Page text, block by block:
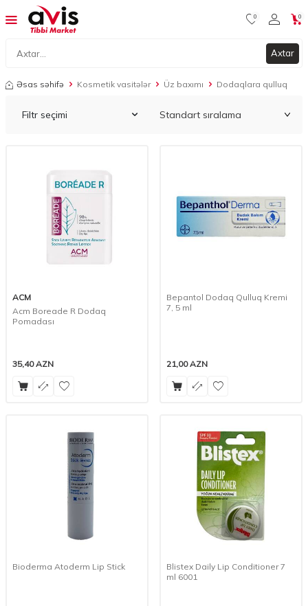
Axtar
0 0
Əsas səhifə Kosmetik vasitələr Üz baxımı Dodaqlara qulluq
Filtr seçimi
ACM
Acm Boreade R Dodaq
Pomadası
35,40AZN
Bepantol Dodaq Qulluq Kremi
7, 5 ml
21,00AZN
Bioderma Atoderm Lip Stick
Blistex Daily Lip Conditioner 7
ml 6001